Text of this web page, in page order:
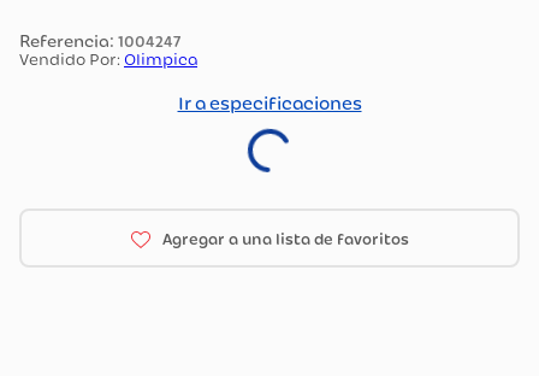
: 1004247
Vendido Por: Olimpica
Ir a especificaciones